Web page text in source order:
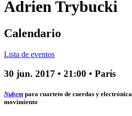
AdrienTrybucki
Calendario
Lista de eventos
30 jun. 2017 • 21:00 • París
Nubem para cuarteto de cuerdas y electrónica
movimiento